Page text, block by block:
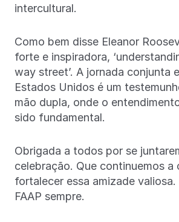
intercultural.
Como bem disse Eleanor
forte e inspiradora,
way street’. A jornada conjunta
Estados Unidos é um
mão dupla, onde o
sido fundamental.
Obrigada a todos por se
celebração. Que continuemos a
fortalecer essa amizade
FAAP sempre.